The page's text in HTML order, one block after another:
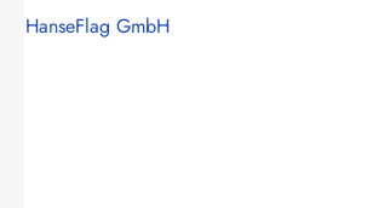
HanseFlag GmbH